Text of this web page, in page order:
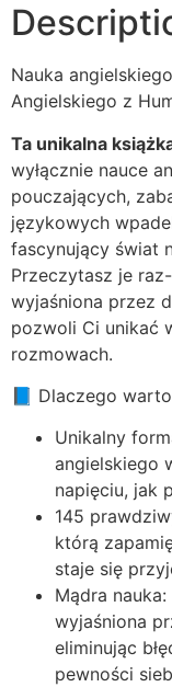
Nauka
Angielskiego z
Ta unikalna
wyłącznie nauce
pouczających,
językowych
fascynujący świat
Przeczytasz je
wyjaśniona przez
pozwoli Ci unikać
rozmowach.
📘 Dlaczego
Unikalny
angielskiego
napięciu, jak
145
którą
staje się
Mądra
wyjaśniona
eliminując
pewności